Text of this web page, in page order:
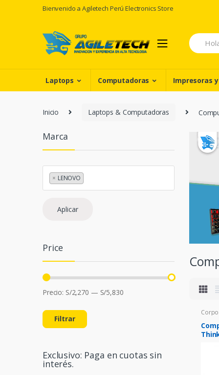
Bienvenido a Agiletech Perú Electronics Store
Search
for:
Laptops Computadoras Impresoras
Inicio Laptops & Computadoras
Marca
× LENOVO
Aplicar
Price
Filtrar
Precio: S/2,270 — S/5,830
Exclusivo: Paga en cuotas sin
interés.